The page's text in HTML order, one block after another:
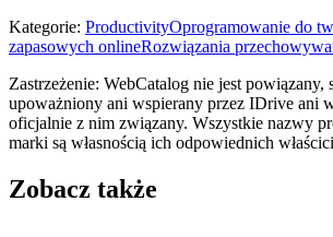
Kategorie: ProductivityOprogramowanie do
zapasowych onlineRozwiązania
Zastrzeżenie: WebCatalog nie jest powiązany,
upoważniony ani wspierany przez IDrive ani
oficjalnie z nim związany. Wszystkie nazwy
marki są własnością ich odpowiednich
Zobacz także